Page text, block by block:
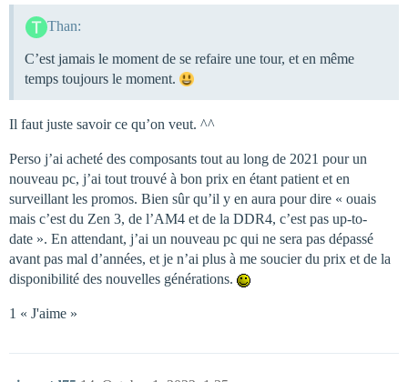
Than:
C’est jamais le moment de se refaire une tour, et en même
temps toujours le moment.
Il faut juste savoir ce qu’on veut. ^^
Perso j’ai acheté des composants tout au long de 2021 pour un
nouveau pc, j’ai tout trouvé à bon prix en étant patient et en
surveillant les promos. Bien sûr qu’il y en aura pour dire « ouais
mais c’est du Zen 3, de l’AM4 et de la DDR4, c’est pas up-to-
date ». En attendant, j’ai un nouveau pc qui ne sera pas dépassé
avant pas mal d’années, et je n’ai plus à me soucier du prix et de la
disponibilité des nouvelles générations.
1 « J'aime »